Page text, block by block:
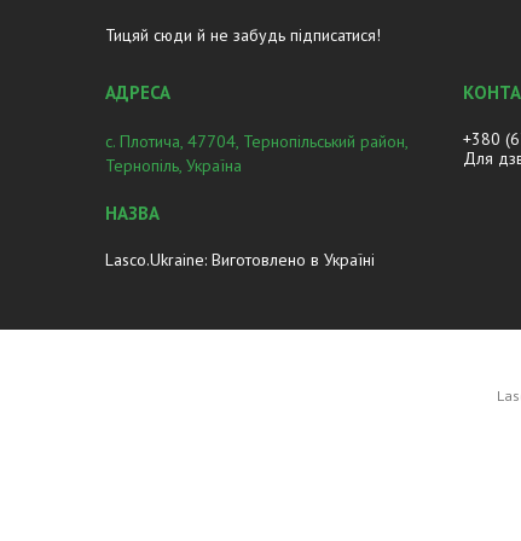
Тицяй сюди й не забудь підписатися!
с. Плотича, 47704, Тернопільський район,
Тернопіль, Україна
Lasco.Ukraine: Виготовлено в Україні
+380
Для